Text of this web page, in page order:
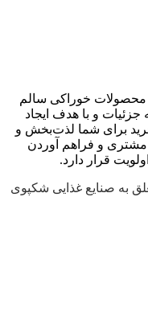
محصولات خوراکی سالم
جزئیات و با هدف ایجاد
برای شما لذت‌بخش و
مشتری و فراهم آوردن
قرار دارد.
به صنایع غذایی شکپوی